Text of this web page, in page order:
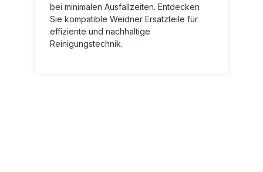
bei minimalen Ausfallzeiten. Entdecken
Sie kompatible Weidner Ersatzteile für
effiziente und nachhaltige
Reinigungstechnik.